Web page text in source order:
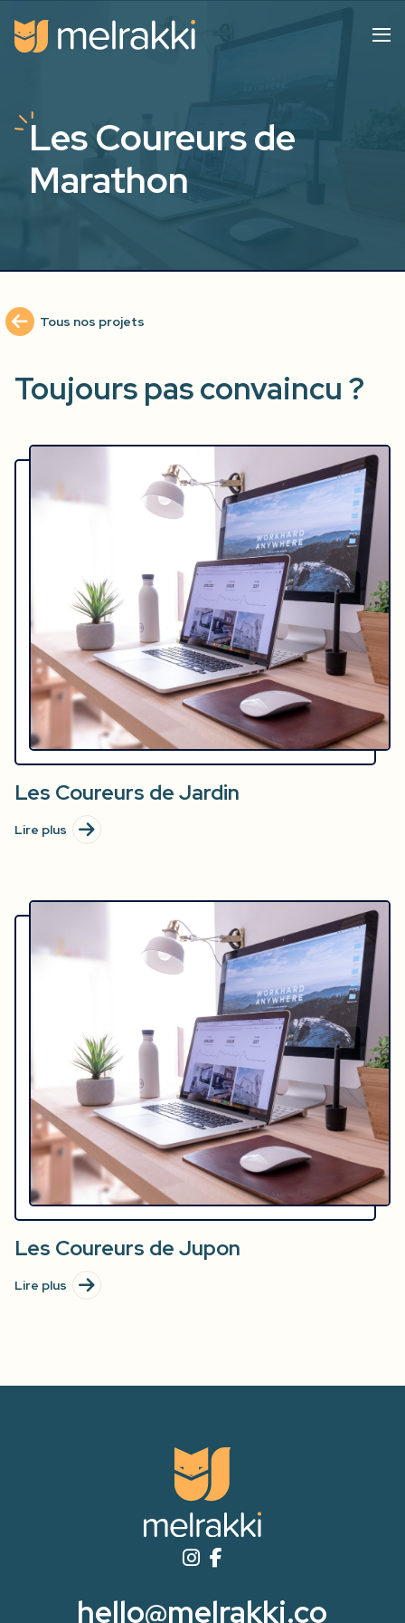
Les Coureurs de
Marathon
Tous nos projets
Toujours pas convaincu ?
Les Coureurs de Jardin
Lire plus
Les Coureurs de Jupon
Lire plus
hello@melrakki.co